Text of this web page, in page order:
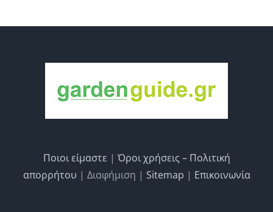
Ποιοι είμαστε | Όροι χρήσεις – Πολιτική
απορρήτου | Διαφήμιση | Sitemap | Επικοινωνία